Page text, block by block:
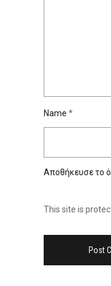
Name *
Αποθήκευσε το
This site is